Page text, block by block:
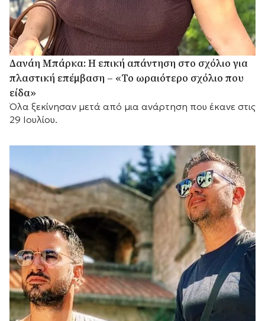
Δανάη Μπάρκα: Η επική απάντηση στο σχόλιο για
πλαστική επέμβαση – «Το ωραιότερο σχόλιο που
είδα»
Όλα ξεκίνησαν μετά από μια ανάρτηση που έκανε στις
29 Ιουλίου.